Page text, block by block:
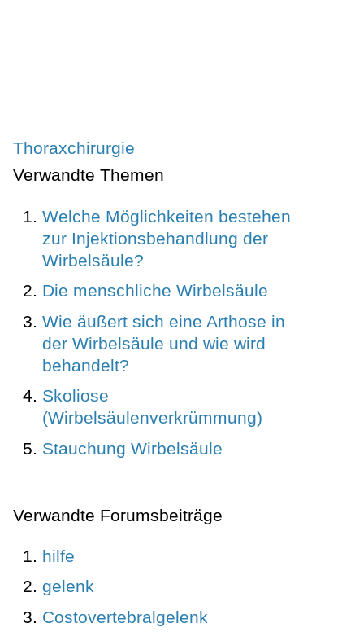
Thoraxchirurgie
Verwandte Themen
Welche Möglichkeiten bestehen
zur Injektionsbehandlung der
Wirbelsäule?
Die menschliche Wirbelsäule
Wie äußert sich eine Arthose in
der Wirbelsäule und wie wird
behandelt?
Skoliose
(Wirbelsäulenverkrümmung)
Stauchung Wirbelsäule
Verwandte Forumsbeiträge
hilfe
gelenk
Costovertebralgelenk